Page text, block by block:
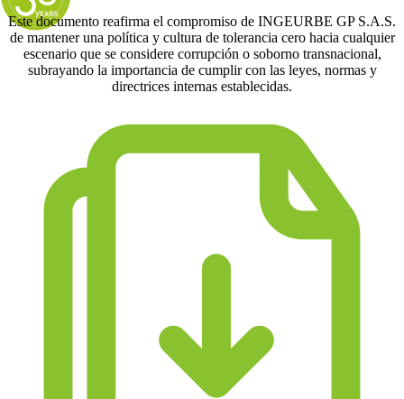
Este documento reafirma el compromiso de INGEURBE GP S.A.S.
de mantener una política y cultura de tolerancia cero hacia cualquier
escenario que se considere corrupción o soborno transnacional,
subrayando la importancia de cumplir con las leyes, normas y
directrices internas establecidas.